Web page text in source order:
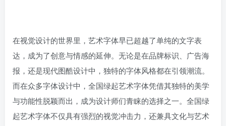
在视觉设计的世界里，艺术字体早已超越了单纯的文字表
达，成为了创意与情感的延伸。无论是在品牌标识、广告海
报，还是现代图酷设计中，独特的字体风格都在引领潮流。
而在众多字体设计中，全国绿起艺术字体凭借其独特的美学
与功能性脱颖而出，成为设计师们青睐的选择之一。全国绿
起艺术字体不仅具有强烈的视觉冲击力，还兼具文化与艺术